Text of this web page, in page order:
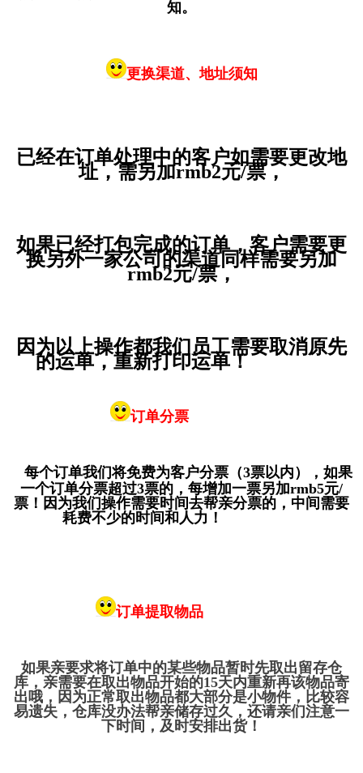
知。
更换渠道、地址须知
已经在订单处理中的客户如需要更改地
址，需另加rmb2元/票，
如果已经打包完成的订单，客户需要更
换另外一家公司的渠道同样需要另加
rmb2元/票，
因为以上操作都我们员工需要取消原先
的运单，重新打印运单！
订单分票
每个订单我们将免费为客户分票（3票以内），如果
一个订单分票超过3票的，每增加一票另加rmb5元/
票！因为我们操作需要时间去帮亲分票的，中间需要
耗费不少的时间和人力！
订单提取物品
如果亲要求将订单中的某些物品暂时先取出留存仓
库，亲需要在取出物品开始的15天内重新再该物品寄
出哦，因为正常取出物品都大部分是小物件，比较容
易遗失，仓库没办法帮亲储存过久，还请亲们注意一
下时间，及时安排出货！